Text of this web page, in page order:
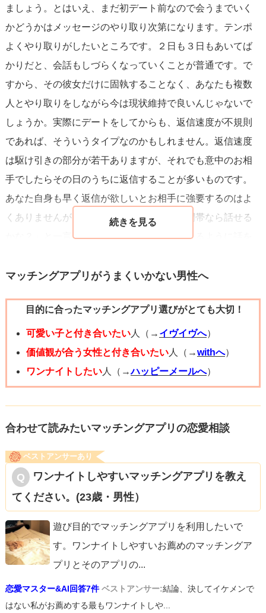
か、検討されると良いと思います。応援しています。
ましょう。とはいえ、まだ初デート前なので会うまでいく
かどうかはメッセージのやり取り次第になります。テンポ
よくやり取りがしたいところです。２日も３日もあいてば
かりだと、会話もしづらくなっていくことが普通です。で
すから、その彼女だけに固執することなく、あなたも複数
人とやり取りをしながら今は現状維持で良いんじゃないで
しょうか。実際にデートをしてからも、返信速度が不規則
であれば、そういうタイプなのかもしれません。返信速度
は駆け引きの部分が若干ありますが、それでも意中のお相
手でしたらその日のうちに返信することが多いものです。
あなた自身も早く返信が欲しいとお相手に強要するのはよ
くありませんが、「忙しいかな？いつの時間帯なら話せる
かな？」と一言を。デートを早めに設定できるように話を
マッチングアプリがうまくいかない男性へ
目的に合ったマッチングアプリ選びがとても大切！
可愛い子と付き合いたい人（→ イヴイヴへ）
価値観が合う女性と付き合いたい人（→withへ）
ワンナイトしたい人（→ハッピーメールへ）
合わせて読みたいマッチングアプリの恋愛相談
ベストアンサーあり
ワンナイトしやすいマッチングアプリを教え
てください。(23歳・男性）
遊び目的でマッチングアプリを利用したいで
す。ワンナイトしやすいお薦めのマッチングア
プリとそのアプリの...
恋愛マスター&AI回答7件 ベストアンサー:結論、決してイケメンで
はない私がお薦めする最もワンナイトしや...